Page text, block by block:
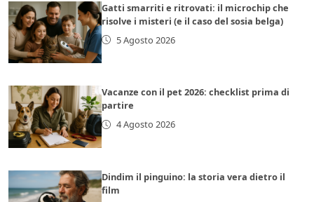
Gatti smarriti e ritrovati: il microchip che
risolve i misteri (e il caso del sosia belga)
5 Agosto 2026
Vacanze con il pet 2026: checklist prima di
partire
4 Agosto 2026
Dindim il pinguino: la storia vera dietro il
film